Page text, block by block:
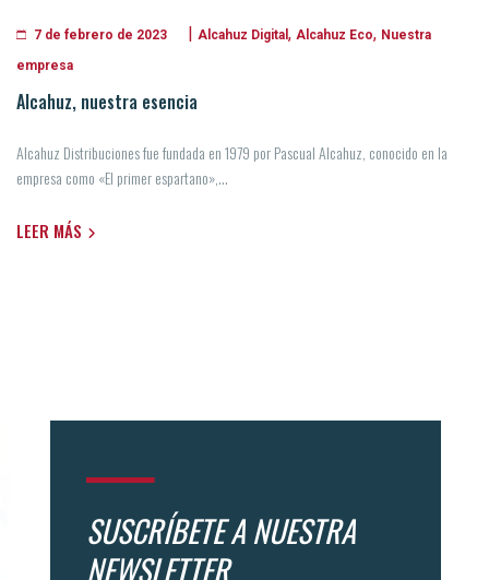
7 de febrero de 2023 | Alcahuz Digital , Alcahuz Eco, Nuestra
empresa
Alcahuz, nuestra esencia
Alcahuz Distribuciones fue fundada en 1979 por Pascual Alcahuz, conocido en la
empresa como «El primer espartano»,...
LEER MÁS
SUSCRÍBETE A NUESTRA
NEWSLETTER